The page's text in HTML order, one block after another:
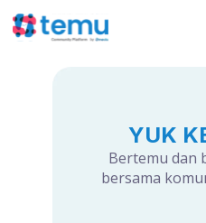
YUK
Bertemu dan
bersama